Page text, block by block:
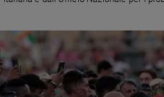
dei conflitti»